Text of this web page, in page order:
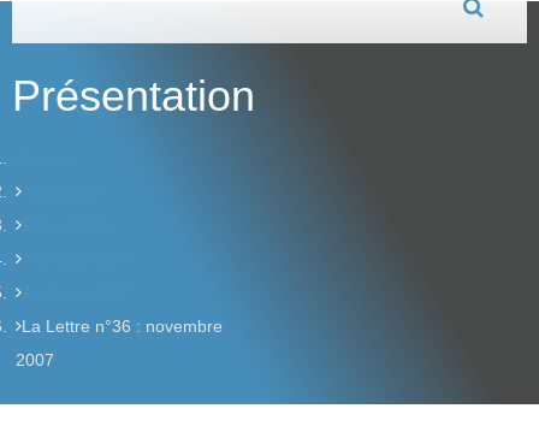
Présentation
La Lettre n°36 : novembre
2007